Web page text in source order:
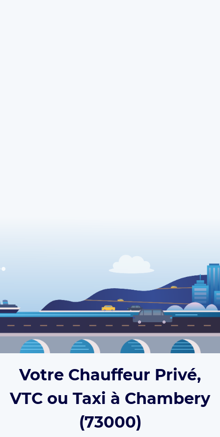
Votre Chauffeur Privé,
VTC ou Taxi à Chambery
(73000)